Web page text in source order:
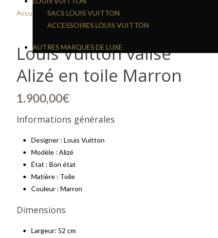
SACS LOUIS VUITTON
ACCESSOIRES LOUIS VUITTON
AUTRES MARQUES DE LUXE
Accueil Vendus / Louis Vuitton valise Alizé en toile Marron
Louis Vuitton valise
Alizé en toile Marron
1.900,00€
Informations générales
Designer : Louis Vuitton
Modèle : Alizé
État : Bon état
Matière : Toile
Couleur : Marron
Dimensions
Largeur: 52 cm